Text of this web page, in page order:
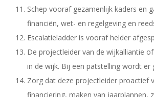
Schep vooraf gezamenlijk kaders en
financiën, wet- en regelgeving en
Escalatieladder is vooraf helder
De projectleider van de wijkalliantie
in de wijk. Bij een patstelling wordt er
Zorg dat deze projectleider proactief
financiering, maken van jaarplannen,